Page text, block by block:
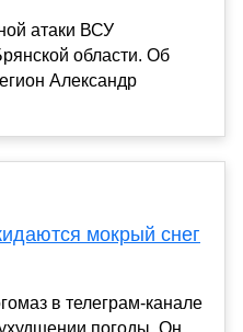
атаки ВСУ
области. Об
Александр
мокрый снег
в телеграм-канале